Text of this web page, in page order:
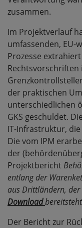
zusammen.
Im Projektverlauf
umfassenden, EU-
Prozesse
Rechtsvorschriften
der praktischen
unterschiedlichen
GKS geschuldet.
IT-Infrastruktur,
Die vom IPM
der
Projektbericht
entlang der
aus Drittländern, der
Download
Der Bericht zur